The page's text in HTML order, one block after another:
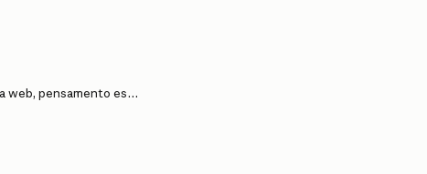
Quando devo usar busca na web, pensamento estendido e pesquisa?